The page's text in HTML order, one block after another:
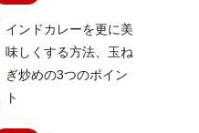
インドカレーを更に美
味しくする方法、玉ね
ぎ炒めの3つのポイン
ト